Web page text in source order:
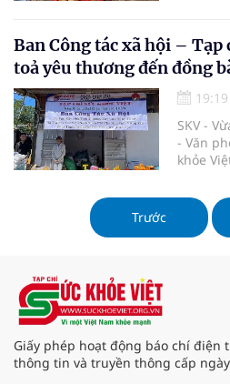
lao
Ban Công tác xã hội – Tạp
toả yêu thương đến đồng
19:19
SKV -
- Văn
khỏe
cao tại
Rông,
Trước
Giấy phép hoạt động báo chí điện
thông tin và truyền thông cấp